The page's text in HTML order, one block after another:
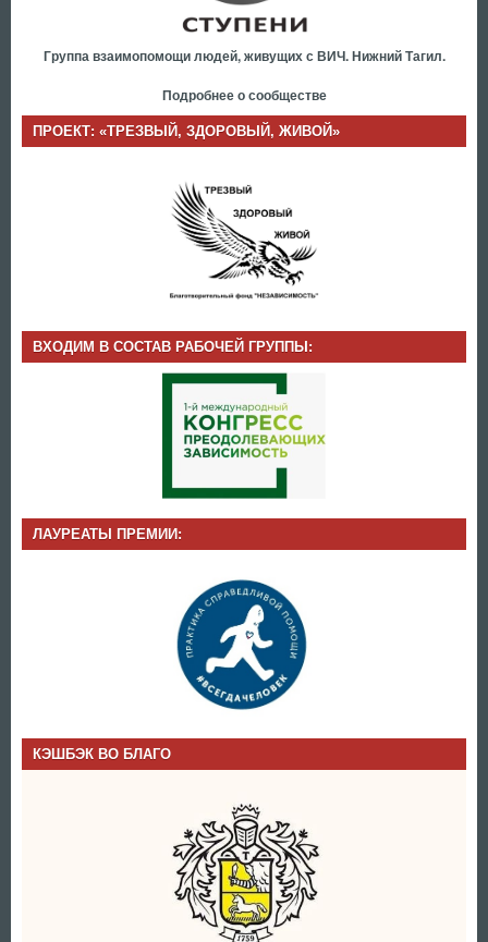
Группа взаимопомощи людей, живущих с ВИЧ. Нижний Тагил.
Подробнее о сообществе
ПРОЕКТ: «ТРЕЗВЫЙ, ЗДОРОВЫЙ, ЖИВОЙ»
ВХОДИМ В СОСТАВ РАБОЧЕЙ ГРУППЫ:
ЛАУРЕАТЫ ПРЕМИИ:
КЭШБЭК ВО БЛАГО